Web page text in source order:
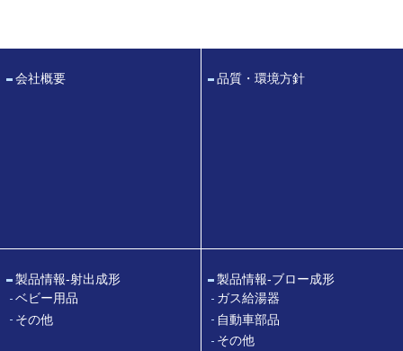
会社概要 品質・環境方針
製品情報-射出成形
ベビー用品
その他
製品情報-ブロー成形
ガス給湯器
自動車部品
その他